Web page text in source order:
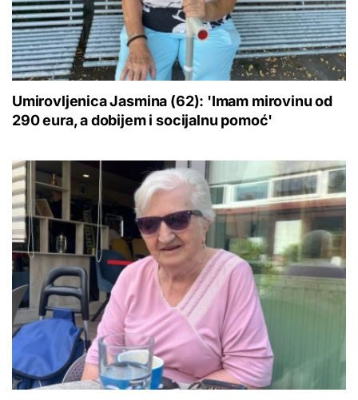
Umirovljenica Jasmina (62): 'Imam mirovinu od
290 eura, a dobijem i socijalnu pomoć'